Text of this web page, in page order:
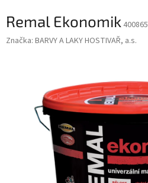
Remal Ekonomik 400865
Značka: BARVY A LAKY HOSTIVAŘ, a.s.